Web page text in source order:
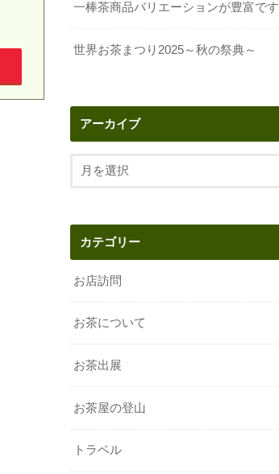
一棒茶商品バリエーションが豊富です
世界お茶まつり2025～秋の祭典～
アーカイブ
カテゴリー
お店訪問
お茶について
お茶出展
お茶屋の登山
トラベル